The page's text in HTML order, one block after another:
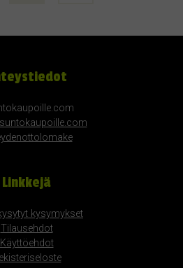
Linkkejä
kysymykset
Tilausehdot
Käyttöehdot